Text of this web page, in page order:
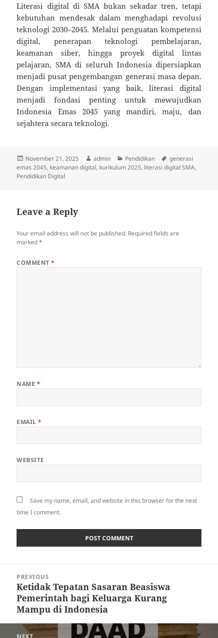
Literasi digital di SMA bukan sekadar tren, tetapi
kebutuhan mendesak dalam menghadapi revolusi
teknologi 2030–2045. Melalui penguatan kompetensi
digital, penerapan teknologi pembelajaran,
keamanan siber, hingga proyek digital lintas
pelajaran, SMA di seluruh Indonesia dipersiapkan
menjadi pusat pengembangan generasi masa depan.
Dengan implementasi yang baik, literasi digital
menjadi fondasi penting untuk mewujudkan
Indonesia Emas 2045 yang mandiri, maju, dan
sejahtera secara teknologi.
Posted
on
November 21, 2025 Author
admin Categories
Pendidikan Tags
generasi
emas 2045, keamanan digital, kurikulum 2025, literasi digital SMA,
Pendidikan Digital
Leave a Reply
Your email address will not be published. Required fields are
marked*
COMMENT*
NAME *
EMAIL*
WEBSITE
Save my name, email, and website in this browser for the next
time I comment.
navigation
PREVIOUS
Previous
post:
Ketidak Tepatan Sasaran Beasiswa
Pemerintah bagi Keluarga Kurang
Mampu di Indonesia
NEXT